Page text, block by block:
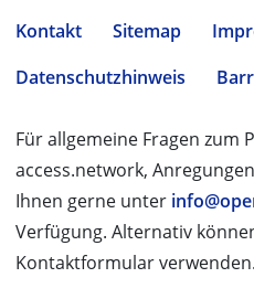
Kontakt Sitemap
Datenschutzhinweis
Für allgemeine Fragen zum
access.network,
Ihnen gerne unter
Verfügung. Alternativ
Kontaktformular verwenden.